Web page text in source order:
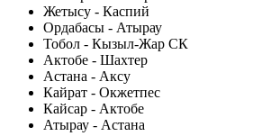
Жетысу - Каспий
Ордабасы - Атырау
Тобол - Кызыл-Жар СК
Актобе - Шахтер
Астана - Аксу
Кайрат - Окжетпес
Кайсар - Актобе
Атырау - Астана